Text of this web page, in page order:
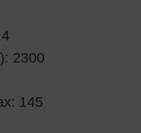
2300
145